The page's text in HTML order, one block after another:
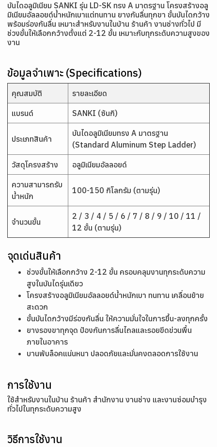
บันไดอลูมิเนียม SANKI รุ่น LD-SK ทรง A มาตรฐาน โครงสร้างอลู
มิเนียมอัลลอยด์น้ำหนักเบาแต่ทนทาน ยางกันลื่นทุกขา ขั้นบันไดกว้าง
พร้อมร่องกันลื่น เหมาะสำหรับงานในบ้าน ร้านค้า งานช่างทั่วไป มี
ช่วงขั้นให้เลือกกว้างตั้งแต่ 2-12 ขั้น เหมาะกับทุกระดับความสูงของ
งาน
ข้อมูลจำเพาะ (Specifications)
คุณสมบัติ รายละเอียด
แบรนด์ SANKI (ซันกิ)
ประเภทสินค้า
บันไดอลูมิเนียมทรง A มาตรฐาน
(Standard Aluminum Step Ladder)
วัสดุโครงสร้าง อลูมิเนียมอัลลอยด์
ความสามารถรับ
น้ำหนัก
100-150 กิโลกรัม (ตามรุ่น)
จำนวนขั้น
2 / 3 / 4 / 5 / 6 / 7 / 8 / 9 / 10 / 11 /
12 ขั้น (ตามรุ่น)
จุดเด่นสินค้า
ช่วงขั้นให้เลือกกว้าง 2-12 ขั้น ครอบคลุมงานทุกระดับความ
สูงในบันไดรุ่นเดียว
โครงสร้างอลูมิเนียมอัลลอยด์น้ำหนักเบา ทนทาน เคลื่อนย้าย
สะดวก
ขั้นบันไดกว้างมีร่องกันลื่น ให้ความมั่นใจในการขึ้น-ลงทุกครั้ง
ยางรองขาทุกจุด ป้องกันการลื่นไถลและรอยขีดข่วนพื้น
ภายในอาคาร
บานพับล็อคแน่นหนา ปลอดภัยและมั่นคงตลอดการใช้งาน
การใช้งาน
ใช้สำหรับงานในบ้าน ร้านค้า สำนักงาน งานช่าง และงานซ่อมบำรุง
ทั่วไปในทุกระดับความสูง
วิธีการใช้งาน